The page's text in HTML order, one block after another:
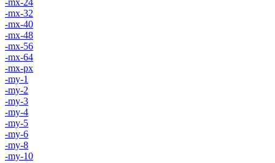
-mx-32
-mx-40
-mx-48
-mx-56
-mx-64
-mx-px
-my-1
-my-2
-my-3
-my-4
-my-5
-my-6
-my-8
-my-10